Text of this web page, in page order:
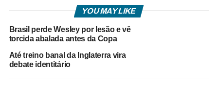
da série de dossiês da equipe para o Mundial.
A midfielder with an
incredible work rate,
YOU MAY LIKE
Brasil perde Wesley por lesão e vê
torcida abalada antes da Copa
Até treino banal da Inglaterra vira
debate identitário